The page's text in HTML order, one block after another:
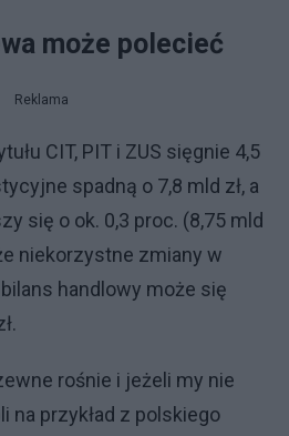
może polecieć
Reklama
CIT, PIT i ZUS sięgnie 4,5
spadną o 7,8 mld zł, a
się o ok. 0,3 proc. (8,75 mld
niekorzystne zmiany w
handlowy może się
rośnie i jeżeli my nie
na przykład z polskiego